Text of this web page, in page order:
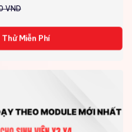
VND
Miễn Phí